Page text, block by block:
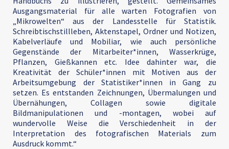
Ausgangsmaterial für alle warten Fotografien von
„Mikrowelten“ aus der Landesstelle für Statistik.
Schreibtischstillleben, Aktenstapel, Ordner und Notizen,
Kabelverläufe und Mobiliar, wie auch persönliche
Gegenstände der Mitarbeiter*innen, Wasserkrüge,
Pflanzen, Gießkannen etc. Idee dahinter war, die
Kreativität der Schüler*innen mit Motiven aus der
Arbeitsumgebung der Statistiker*innen in Gang zu
setzen. Es entstanden Zeichnungen, Übermalungen und
Übernähungen, Collagen sowie digitale
Bildmanipulationen und -montagen, wobei auf
wundervolle Weise die Verschiedenheit in der
Interpretation des fotografischen Materials zum
Ausdruck kommt.“